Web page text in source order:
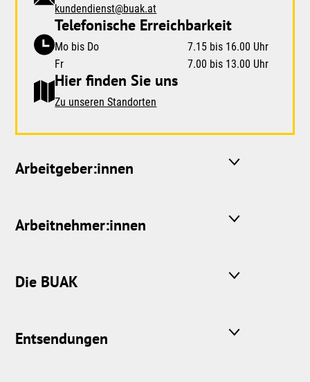
kundendienst@buak.at
Telefonische Erreichbarkeit
Mo bis Do
7.15 bis 16.00 Uhr
Fr
7.00 bis 13.00 Uhr
Hier finden Sie uns
Zu unseren Standorten
Arbeitgeber:innen
Arbeitnehmer:innen
Die BUAK
Entsendungen